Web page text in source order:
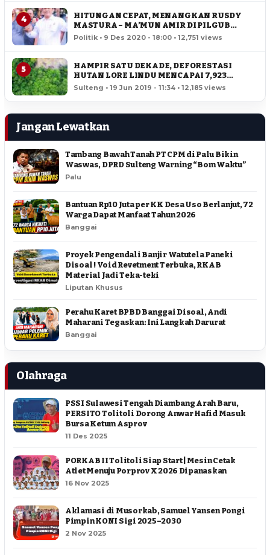
4
HITUNGAN CEPAT, MENANGKAN RUSDY
MASTURA – MA’MUN AMIR DI PILGUB
SULTENG
Politik • 9 Des 2020 - 18:00 • 12,751 views
5
HAMPIR SATU DEKADE, DEFORESTASI
HUTAN LORE LINDU MENCAPAI 7,923
HEKTAR
Sulteng • 19 Jun 2019 - 11:34 • 12,185 views
Jangan Lewatkan
Tambang Bawah Tanah PT CPM di Palu Bikin
Waswas, DPRD Sulteng Warning “Bom Waktu”
Palu
Bantuan Rp10 Juta per KK Desa Uso Berlanjut, 72
Warga Dapat Manfaat Tahun 2026
Banggai
Proyek Pengendali Banjir Watutela Paneki
Disoal ! Void Revetment Terbuka, RKAB
Material Jadi Teka-teki
Liputan Khusus
Perahu Karet BPBD Banggai Disoal, Andi
Maharani Tegaskan: Ini Langkah Darurat
Banggai
Olahraga
PSSI Sulawesi Tengah Diambang Arah Baru,
PERSITO Tolitoli Dorong Anwar Hafid Masuk
Bursa Ketum Asprov
11 Des 2025
PORKAB II Tolitoli Siap Start | Mesin Cetak
Atlet Menuju Porprov X 2026 Dipanaskan
16 Nov 2025
Aklamasi di Musorkab, Samuel Yansen Pongi
Pimpin KONI Sigi 2025–2030
2 Nov 2025